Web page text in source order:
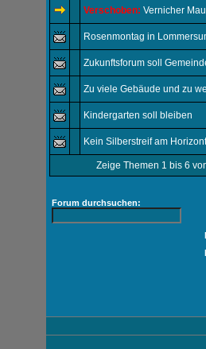
Verschoben: Vernicher
Rosenmontag in
Zukunftsforum soll
Zu viele Gebäude und zu
Kindergarten soll bleiben
Kein Silberstreif am Horizont
Zeige Themen 1 bis 6
Forum durchsuchen: